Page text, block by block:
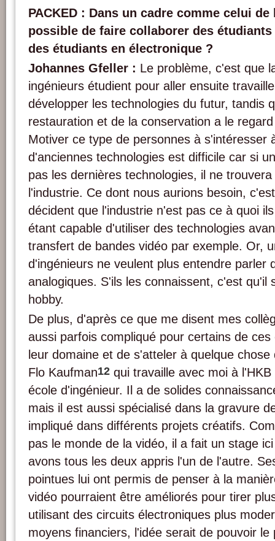
PACKED : Dans un cadre comme celui
possible de faire collaborer des
des étudiants en électronique ?
Johannes Gfeller : Le problème, c'est que
ingénieurs étudient pour aller ensuite
développer les technologies du futur, tandis
restauration et de la conservation a le
Motiver ce type de personnes à s'intéresser
d'anciennes technologies est difficile car si
pas les dernières technologies, il ne
l'industrie. Ce dont nous aurions besoin,
décident que l'industrie n'est pas ce à quoi
étant capable d'utiliser des technologies
transfert de bandes vidéo par exemple. Or,
d'ingénieurs ne veulent plus entendre parler
analogiques. S'ils les connaissent, c'est qu'il
hobby.
De plus, d'après ce que me disent mes
aussi parfois compliqué pour certains de
leur domaine et de s'atteler à quelque
Flo Kaufman12 qui travaille avec moi à
école d'ingénieur. Il a de solides
mais il est aussi spécialisé dans la gravure
impliqué dans différents projets créatifs.
pas le monde de la vidéo, il a fait un stage
avons tous les deux appris l'un de l'autre.
pointues lui ont permis de penser à la
vidéo pourraient être améliorés pour tirer
utilisant des circuits électroniques plus
moyens financiers, l'idée serait de pouvoir